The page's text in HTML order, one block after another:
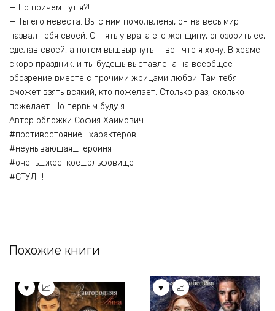
— Но причем тут я?!
— Ты его невеста. Вы с ним помолвлены, он на весь мир
назвал тебя своей. Отнять у врага его женщину, опозорить ее,
сделав своей, а потом вышвырнуть — вот что я хочу. В храме
скоро праздник, и ты будешь выставлена на всеобщее
обозрение вместе с прочими жрицами любви. Там тебя
сможет взять всякий, кто пожелает. Столько раз, сколько
пожелает. Но первым буду я…
Автор обложки София Хаимович
#противостояние_характеров
#неунывающая_героиня
#очень_жесткое_эльфовище
#СТУЛ!!!!
Похожие книги